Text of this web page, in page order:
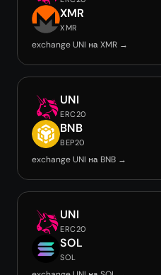
XMR
XMR
exchange UNI на XMR →
UNI
ERC20
BNB
BEP20
exchange UNI на BNB →
UNI
ERC20
SOL
SOL